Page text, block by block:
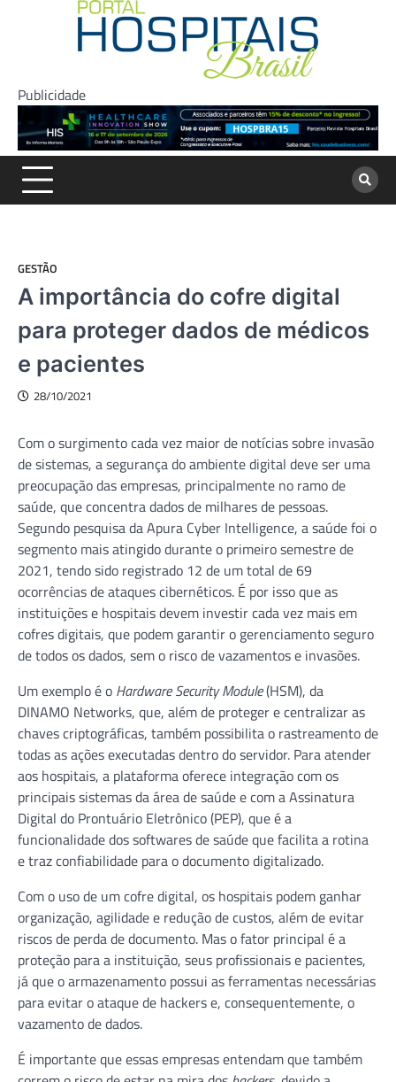
Publicidade
GESTÃO
A importância do cofre digital
para proteger dados de médicos
e pacientes
28/10/2021
Com o surgimento cada vez maior de notícias sobre invasão
de sistemas, a segurança do ambiente digital deve ser uma
preocupação das empresas, principalmente no ramo de
saúde, que concentra dados de milhares de pessoas.
Segundo pesquisa da Apura Cyber Intelligence, a saúde foi o
segmento mais atingido durante o primeiro semestre de
2021, tendo sido registrado 12 de um total de 69
ocorrências de ataques cibernéticos. É por isso que as
instituições e hospitais devem investir cada vez mais em
cofres digitais, que podem garantir o gerenciamento seguro
de todos os dados, sem o risco de vazamentos e invasões.
Um exemplo é o Hardware Security Module(HSM), da
DINAMO Networks, que, além de proteger e centralizar as
chaves criptográficas, também possibilita o rastreamento de
todas as ações executadas dentro do servidor. Para atender
aos hospitais, a plataforma oferece integração com os
principais sistemas da área de saúde e com a Assinatura
Digital do Prontuário Eletrônico (PEP), que é a
funcionalidade dos softwares de saúde que facilita a rotina
e traz confiabilidade para o documento digitalizado.
Com o uso de um cofre digital, os hospitais podem ganhar
organização, agilidade e redução de custos, além de evitar
riscos de perda de documento. Mas o fator principal é a
proteção para a instituição, seus profissionais e pacientes,
já que o armazenamento possui as ferramentas necessárias
para evitar o ataque de hackers e, consequentemente, o
vazamento de dados.
É importante que essas empresas entendam que também